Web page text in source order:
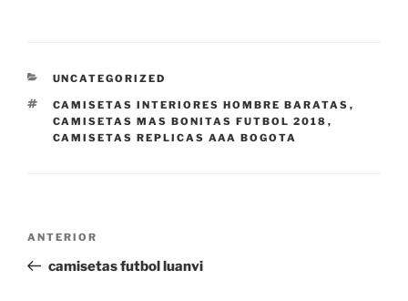
CATEGORÍAS
UNCATEGORIZED
ETIQUETAS
CAMISETAS INTERIORES HOMBRE BARATAS ,
CAMISETAS MAS BONITAS FUTBOL 2018 ,
CAMISETAS REPLICAS AAA BOGOTA
entradas
Entrada
anterior:
ANTERIOR
camisetas futbol luanvi